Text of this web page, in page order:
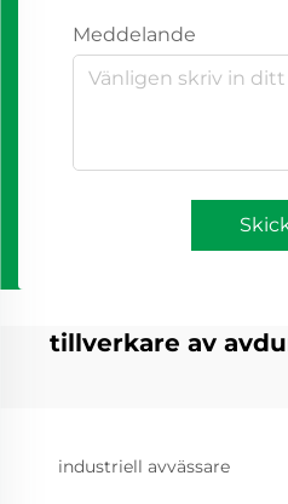
Meddelande
tillverkare av
industriell avvässare